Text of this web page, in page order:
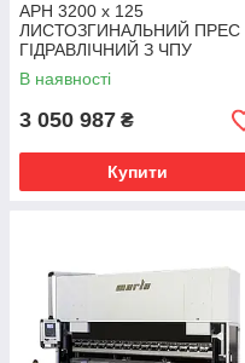
APH 3200 x 125
ЛИСТОЗГИНАЛЬНИЙ ПРЕС
ГІДРАВЛІЧНИЙ З ЧПУ
Bernardo | кромкогиб
В наявності
3 050 987 ₴
Купити